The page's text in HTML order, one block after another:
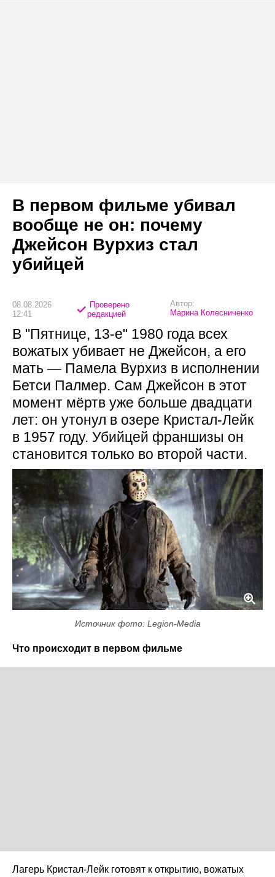
В первом фильме убивал
вообще не он: почему
Джейсон Вурхиз стал
убийцей
08.08.2026
12:41
Проверено
редакцией
Автор:
Марина Колесниченко
В "Пятнице, 13-е" 1980 года всех
вожатых убивает не Джейсон, а его
мать — Памела Вурхиз в исполнении
Бетси Палмер. Сам Джейсон в этот
момент мёртв уже больше двадцати
лет: он утонул в озере Кристал-Лейк
в 1957 году. Убийцей франшизы он
становится только во второй части.
Источник фото: Legion-Media
Что происходит в первом фильме
Лагерь Кристал-Лейк готовят к открытию, вожатых